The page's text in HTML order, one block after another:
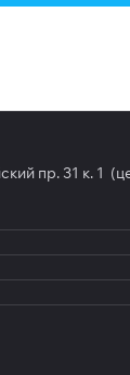
пр. 31 к. 1